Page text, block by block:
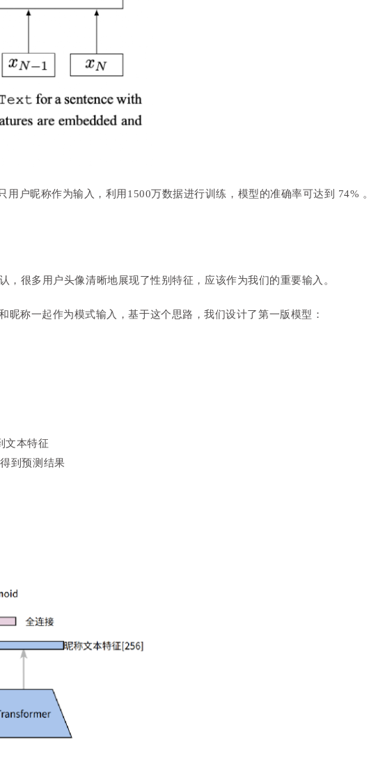
用户昵称作为输入， 利用1500万数据进行训练，模型的准确率可达到 74% 。
，很多用户头像清晰地展现了性别特征，应该作为我们的重要输入。
昵称一起作为模式输入，基于这个思路，我们设计了第一版模型：
文本特征
到预测结果